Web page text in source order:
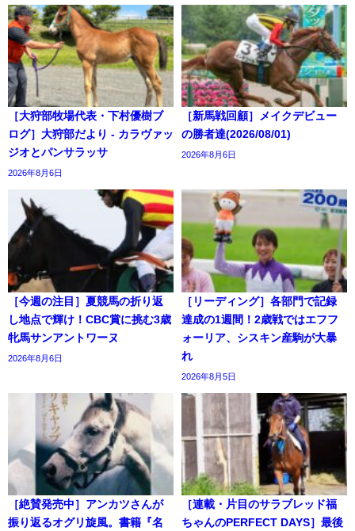
［大狩部牧場代表・下村優樹ブ
ログ］大狩部だより - カラヴァッ
ジオとパンサラッサ
2026年8月6日
［新馬戦回顧］メイクデビュー
の勝者達(2026/08/01)
2026年8月6日
［今週の注目］夏競馬の折り返
し地点で輝け！CBC賞に挑む3歳
牝馬サンアントワーヌ
2026年8月6日
［リーディング］各部門で記録
達成の1週間！2歳戦ではエフフ
ォーリア、シスキン産駒が大暴
れ
2026年8月5日
［絶賛発売中］アンカツさんが
振り返るオグリ旋風。書籍『名
［連載・片目のサラブレッド福
ちゃんのPERFECT DAYS］最後